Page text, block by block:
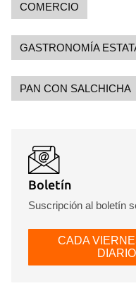
COMERCIO
GASTRONOMÍA
PAN CON SALCHICHA
Boletín
Suscripción al boletín
CADA